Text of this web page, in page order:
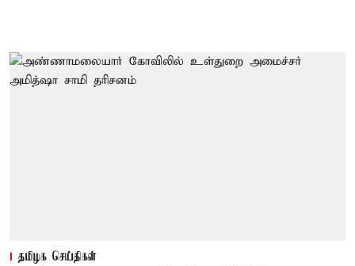
தமிழக செய்திகள்